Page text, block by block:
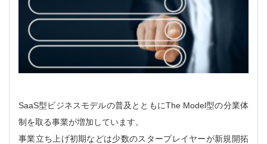
SaaS型ビジネスモデルの普及とともにThe Model型の分業体
制を取る事業が増加しています。
事業立ち上げ初期などは少数のスタープレイヤーが新規開拓